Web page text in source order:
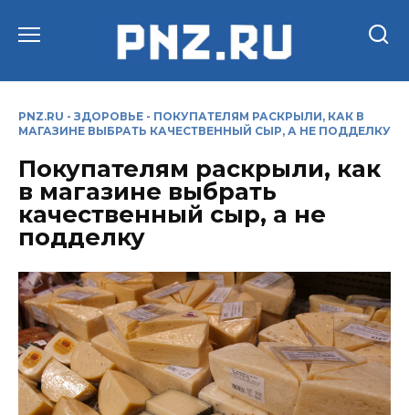
PNZ.RU - ЗДОРОВЬЕ - ПОКУПАТЕЛЯМ РАСКРЫЛИ, КАК В
МАГАЗИНЕ ВЫБРАТЬ КАЧЕСТВЕННЫЙ СЫР, А НЕ ПОДДЕЛКУ
Покупателям раскрыли, как
в магазине выбрать
качественный сыр, а не
подделку